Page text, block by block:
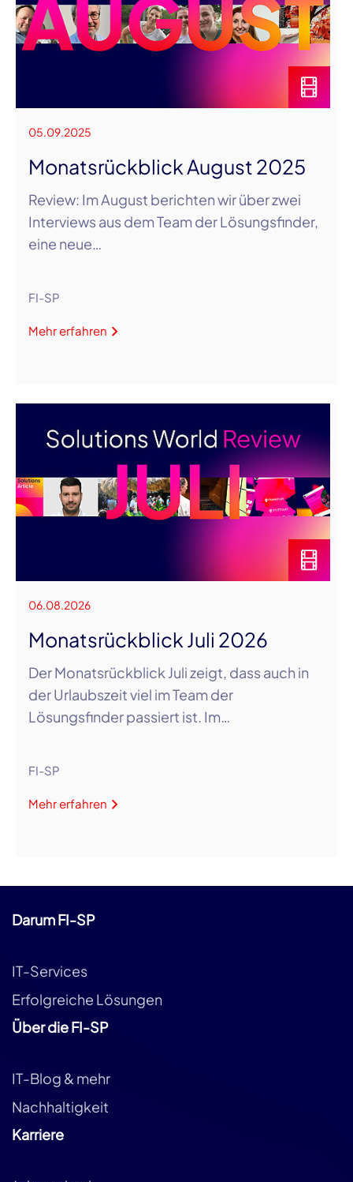
05.09.2025
Monatsrückblick August 2025
Review: Im August berichten wir über zwei
Interviews aus dem Team der Lösungsfinder,
eine neue…
FI-SP
Mehr erfahren
06.08.2026
Monatsrückblick Juli 2026
Der Monatsrückblick Juli zeigt, dass auch in
der Urlaubszeit viel im Team der
Lösungsfinder passiert ist. Im…
FI-SP
Mehr erfahren
Darum FI-SP
IT-Services
Erfolgreiche Lösungen
Über die FI-SP
IT-Blog & mehr
Nachhaltigkeit
Karriere